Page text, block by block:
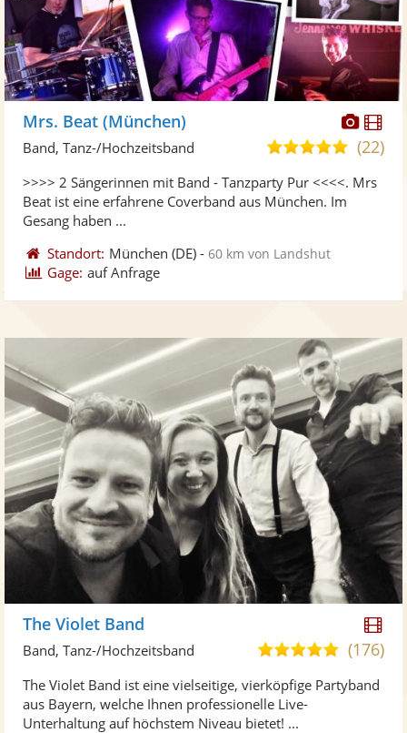
Fotos
Mrs. Beat (München)
4,9
5
(22)
Band, Tanz-/Hochzeitsband
>>>> 2 Sängerinnen mit Band - Tanzparty Pur <<<<. Mrs
Beat ist eine erfahrene Coverband aus München. Im
Gesang haben ...
Standort: München (DE) -60 km von Landshut
Gage: auf Anfrage
The Violet Band
5,0
5
(176)
Band, Tanz-/Hochzeitsband
The Violet Band ist eine vielseitige, vierköpfige Partyband
aus Bayern, welche Ihnen professionelle Live-
Unterhaltung auf höchstem Niveau bietet! ...